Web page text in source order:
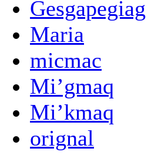
Gesgapegiag
Maria
micmac
Mi’gmaq
Mi’kmaq
orignal